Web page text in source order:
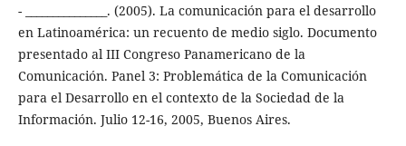
- _______________. (2005). La comunicación para el desarrollo
en Latinoamérica: un recuento de medio siglo. Documento
presentado al III Congreso Panamericano de la
Comunicación. Panel 3: Problemática de la Comunicación
para el Desarrollo en el contexto de la Sociedad de la
Información. Julio 12-16, 2005, Buenos Aires.